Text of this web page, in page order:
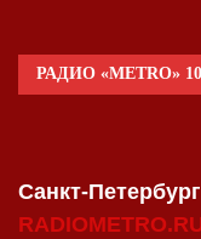
РАДИО «METRO»
Санкт-